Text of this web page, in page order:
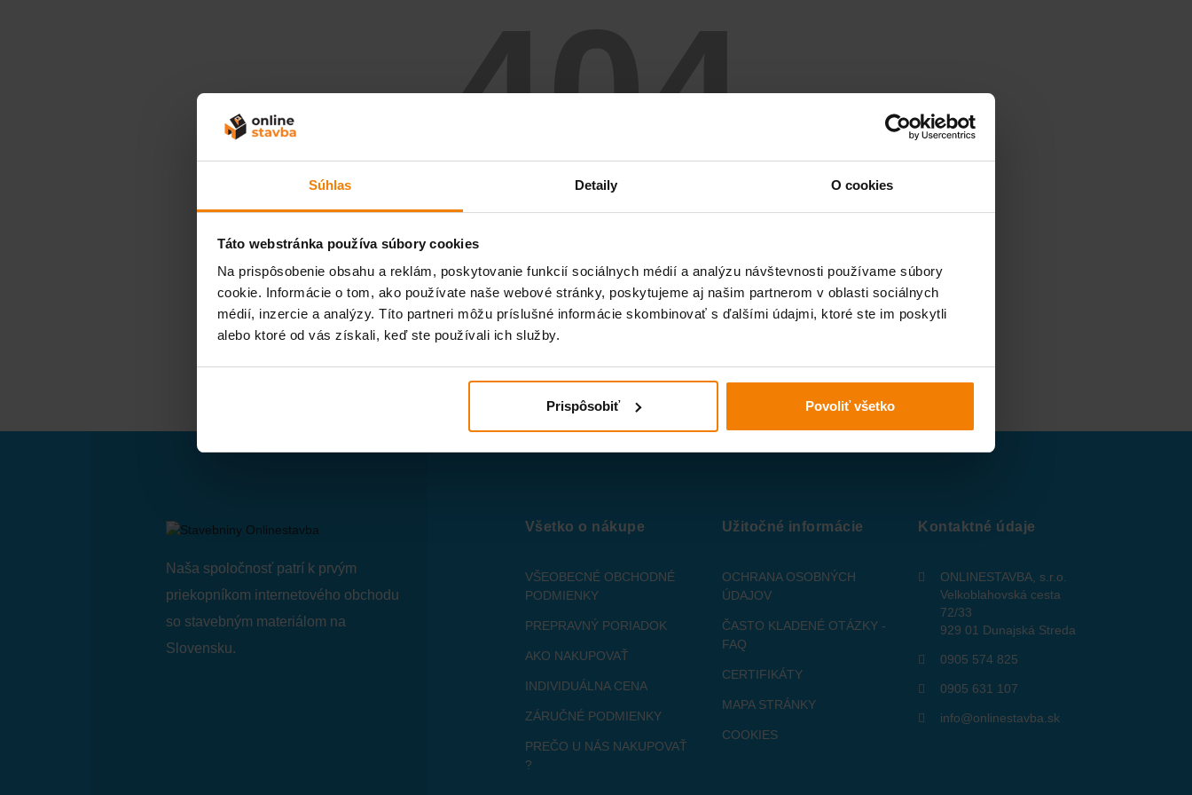
Súhlas Detaily O cookies
Táto webstránka používa súbory cookies
Na prispôsobenie obsahu a reklám, poskytovanie funkcií sociálnych médií a analýzu návštevnosti používame súbory
cookie. Informácie o tom, ako používate naše webové stránky, poskytujeme aj našim partnerom v oblasti sociálnych
médií, inzercie a analýzy. Títo partneri môžu príslušné informácie skombinovať s ďalšími údajmi, ktoré ste im poskytli
alebo ktoré od vás získali, keď ste používali ich služby.
Prispôsobiť Povoliť všetko
404
STRÁNKA SA NENAŠLA
SPÄŤ NA DOMOVSKÚ STRÁNKU
Naša spoločnosť patrí k prvým
priekopníkom internetového obchodu
so stavebným materiálom na
Slovensku.
Všetko o nákupe
VŠEOBECNÉ OBCHODNÉ
PODMIENKY
PREPRAVNÝ PORIADOK
AKO NAKUPOVAŤ
INDIVIDUÁLNA CENA
ZÁRUČNÉ PODMIENKY
PREČO U NÁS NAKUPOVAŤ
?
Užitočné informácie
OCHRANA OSOBNÝCH
ÚDAJOV
ČASTO KLADENÉ OTÁZKY -
FAQ
CERTIFIKÁTY
MAPA STRÁNKY
COOKIES
Kontaktné údaje
ONLINESTAVBA, s.r.o.
Velkoblahovská cesta
72/33
929 01 Dunajská Streda
0905 574 825
0905 631 107
info@onlinestavba.sk